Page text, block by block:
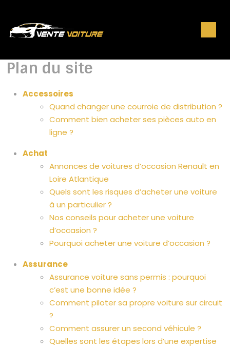
Plan du site
Accessoires
Quand changer une courroie de distribution ?
Comment bien acheter ses pièces auto en
ligne ?
Achat
Annonces de voitures d’occasion Renault en
Loire Atlantique
Quels sont les risques d’acheter une voiture
à un particulier ?
Nos conseils pour acheter une voiture
d’occasion ?
Pourquoi acheter une voiture d’occasion ?
Assurance
Assurance voiture sans permis : pourquoi
c’est une bonne idée ?
Comment piloter sa propre voiture sur circuit
?
Comment assurer un second véhicule ?
Quelles sont les étapes lors d’une expertise